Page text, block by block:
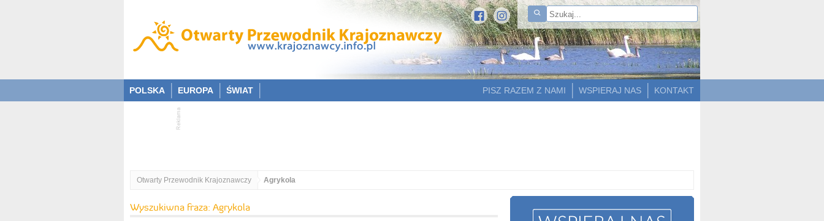
POLSKA EUROPA ŚWIAT KONTAKT
WSPIERAJ NAS
PISZ RAZEM Z NAMI
Otwarty Przewodnik Krajoznawczy Agrykola
Wyszukiwna fraza: Agrykola